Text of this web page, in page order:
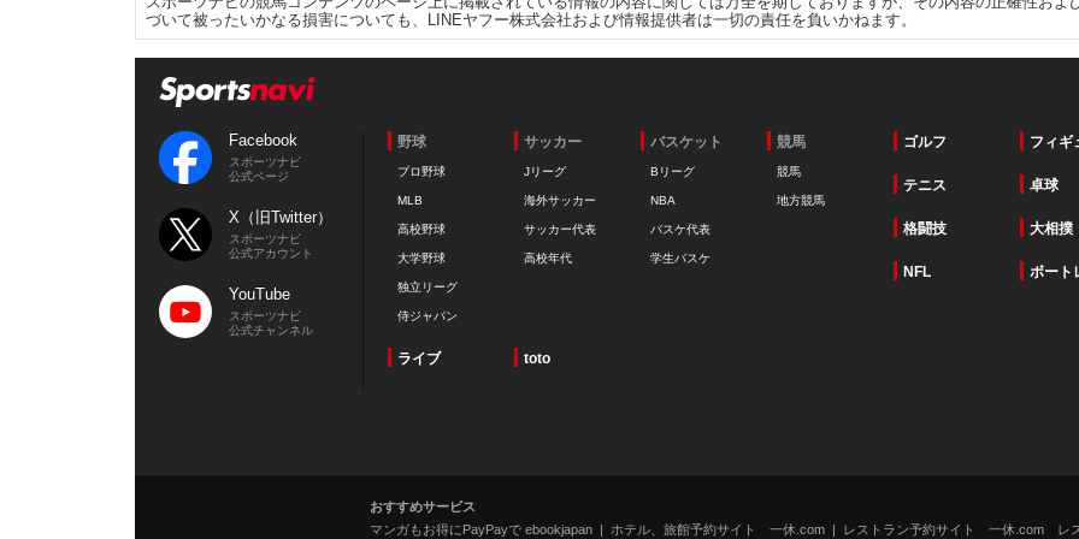
づいて被ったいかなる損害についても、LINEヤフー株式会社および情報提供者は一切の責任を負いかねます。
Facebook
スポーツナビ
公式ページ
X（旧Twitter）
スポーツナビ
公式アカウント
YouTube
スポーツナビ
公式チャンネル
野球
プロ野球
MLB
高校野球
大学野球
独立リーグ
侍ジャパン
サッカー
Jリーグ
海外サッカー
サッカー代表
高校年代
バスケット
Bリーグ
NBA
バスケ代表
学生バスケ
競馬
競馬
地方競馬
ゴルフ フィギ
テニス 卓球
格闘技 大相撲
NFL ボート
ライブ toto
おすすめサービス
マンガもお得にPayPayで ebookjapan
ホテル、旅館予約サイト 一休.com レストラン予約サイト 一休.com レ